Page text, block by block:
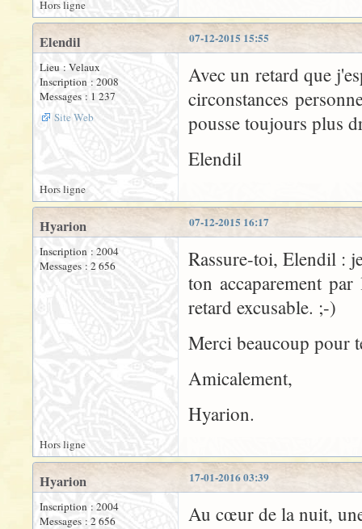
Hors ligne
07-12-2015 15:55
Elendil
Lieu : Velaux
Inscription : 2008
Messages : 1 237
Site Web
Avec un retard que
circonstances
pousse toujours plus
Elendil
Hors ligne
07-12-2015 16:17
Hyarion
Inscription : 2004
Messages : 2 656
Rassure-toi, Elendil :
ton accaparement
retard excusable. ;-)
Merci beaucoup pour
Amicalement,
Hyarion.
Hors ligne
17-01-2016 03:39
Hyarion
Inscription : 2004
Messages : 2 656
Au cœur de la nuit,